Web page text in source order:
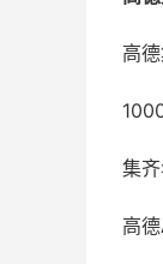
高
集
高